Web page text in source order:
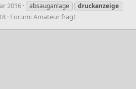
2016 absauganlage
druckanzeige
Forum:Amateur fragt